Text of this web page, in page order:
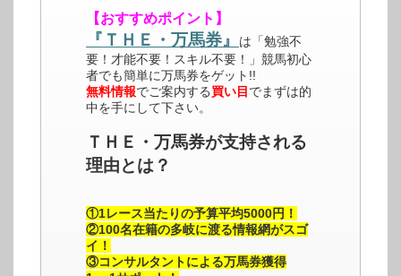
【おすすめポイント】
『ＴＨＥ・万馬券』
は「勉強不
要！才能不要！スキル不要！」競馬初心
者でも簡単に万馬券をゲット!!
無料情報でご案内する買い目 でまずは的
中を手にして下さい。
ＴＨＥ・万馬券が支持される
理由とは？
①1レース当たりの予算平均5000円！
②100名在籍の多岐に渡る情報網がスゴ
イ！
③コンサルタントによる万馬券獲得